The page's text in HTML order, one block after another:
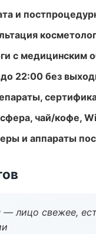
и
с медицинским
22:00 без
чай/кофе,
и аппараты
лицо свежее,